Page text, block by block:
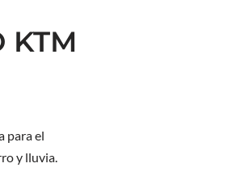
KTM
para el
y lluvia.